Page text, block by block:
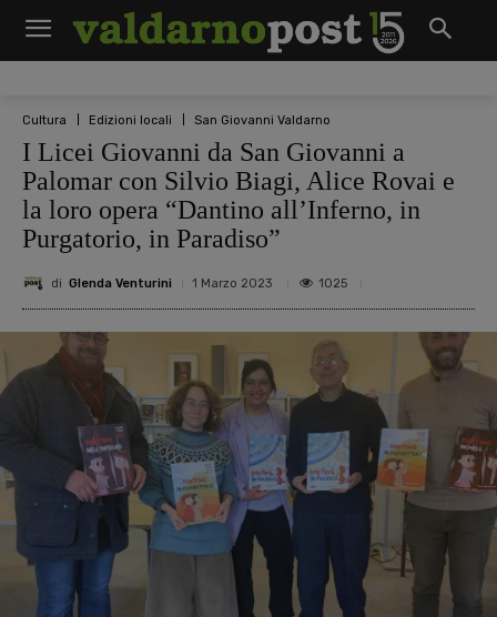
Cultura Edizioni locali San Giovanni Valdarno
I Licei Giovanni da San Giovanni a
Palomar con Silvio Biagi, Alice Rovai e
la loro opera “Dantino all’Inferno, in
Purgatorio, in Paradiso”
di Glenda Venturini 1 Marzo 2023 1025